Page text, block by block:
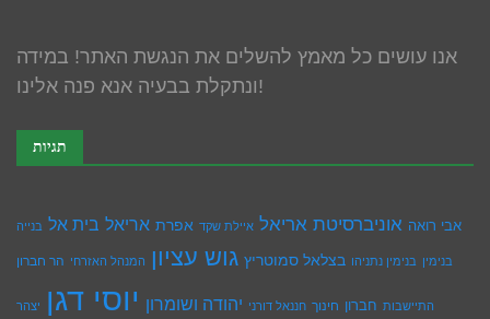
אנו עושים כל מאמץ להשלים את הנגשת האתר! במידה
ונתקלת בבעיה אנא פנה אלינו!
תגיות
אבי רואה אוניברסיטת אריאל איילת שקד אפרת אריאל בית אל בנייה
בנימין בנימין נתניהו בצלאל סמוטריץ גוש עציון המנהל האזרחי הר חברון
התיישבות חברון חינוך חננאל דורני יהודה ושומרון יוסי דגן יצהר